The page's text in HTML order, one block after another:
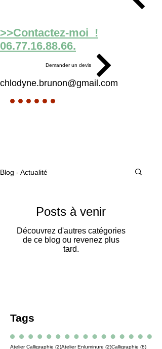
>>Contactez-moi !
06.77.16.88.66.
Demander un devis
chlodyne.brunon@gmail.com
Blog - Actualité
Posts à venir
Découvrez d'autres catégories
de ce blog ou revenez plus
tard.
Tags
Atelier Calligraphie (2)2 posts
Atelier Enluminure (2)2 posts
Calligraphie (8)8 posts